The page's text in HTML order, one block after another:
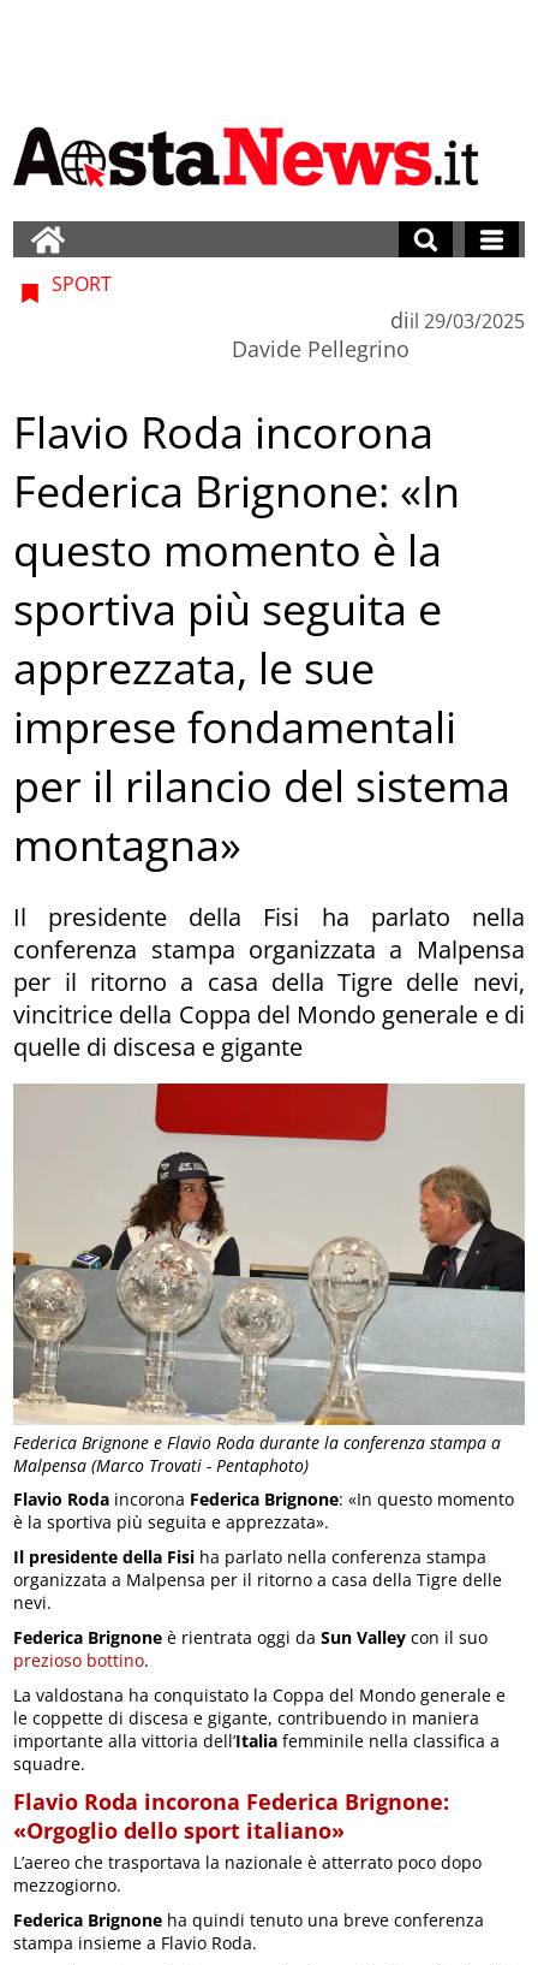
Federica Brignone e Flavio Roda durante la conferenza stampa a
Malpensa (Marco Trovati - Pentaphoto)
SPORT
di
Davide Pellegrino
il 29/03/2025
Flavio Roda incorona
Federica Brignone: «In
questo momento è la
sportiva più seguita e
apprezzata, le sue
imprese fondamentali
per il rilancio del sistema
montagna»
Il presidente della Fisi ha parlato nella
conferenza stampa organizzata a Malpensa
per il ritorno a casa della Tigre delle nevi,
vincitrice della Coppa del Mondo generale e di
quelle di discesa e gigante
Flavio Roda incorona Federica Brignone: «In questo momento
è la sportiva più seguita e apprezzata».
Il presidente della Fisi ha parlato nella conferenza stampa
organizzata a Malpensa per il ritorno a casa della Tigre delle
nevi.
Federica Brignone è rientrata oggi daSun Valley con il suo
prezioso bottino.
La valdostana ha conquistato la Coppa del Mondo generale e
le coppette di discesa e gigante, contribuendo in maniera
importante alla vittoria dell’Italia femminile nella classifica a
squadre.
Flavio Roda incorona Federica Brignone:
«Orgoglio dello sport italiano»
L’aereo che trasportava la nazionale è atterrato poco dopo
mezzogiorno.
Federica Brignone ha quindi tenuto una breve conferenza
stampa insieme a Flavio Roda.